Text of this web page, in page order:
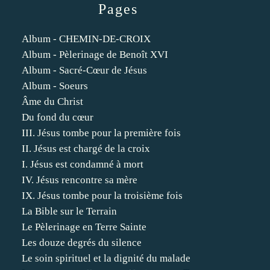
Pages
Album - CHEMIN-DE-CROIX
Album - Pèlerinage de Benoît XVI
Album - Sacré-Cœur de Jésus
Album - Soeurs
Âme du Christ
Du fond du cœur
III. Jésus tombe pour la première fois
II. Jésus est chargé de la croix
I. Jésus est condamné à mort
IV. Jésus rencontre sa mère
IX. Jésus tombe pour la troisième fois
La Bible sur le Terrain
Le Pèlerinage en Terre Sainte
Les douze degrés du silence
Le soin spirituel et la dignité du malade